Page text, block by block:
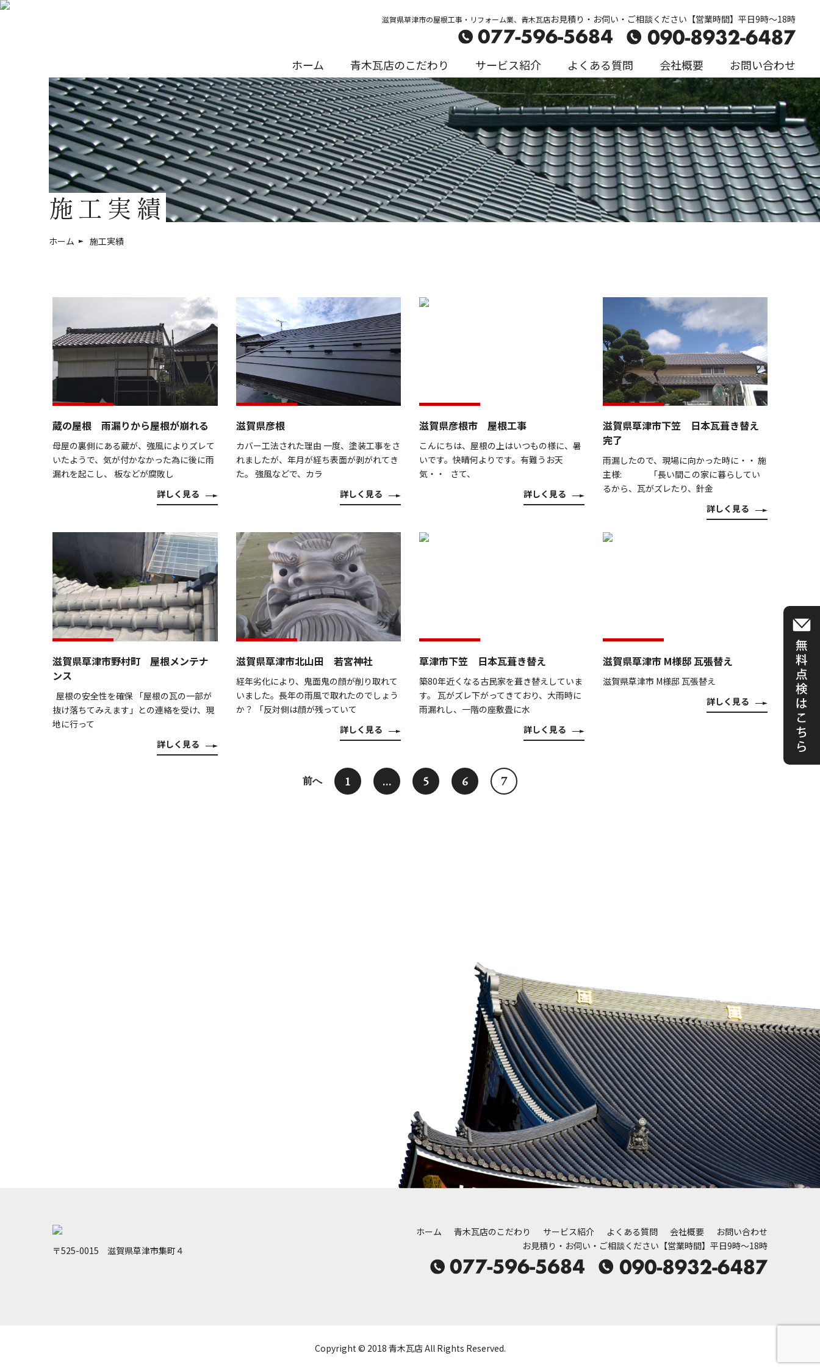
滋賀県草津市の屋根工事・リフォーム業、青木瓦店お見積り・お伺い・ご相談ください【営業時間】平日9時～18時
ホーム 青木瓦店のこだわり サービス紹介 よくある質問 会社概要 お問い合わせ
施工実績
ホーム 施工実績
蔵の屋根 雨漏りから屋根が崩れる
母屋の裏側にある蔵が、強風によりズレて
いたようで、気が付かなかった為に後に雨
漏れを起こし、 板などが腐敗し
詳しく見る
滋賀県彦根
カバー工法された理由 一度、塗装工事をさ
れましたが、年月が経ち表面が剥がれてき
た。 強風などで、カラ
詳しく見る
滋賀県彦根市 屋根工事
こんにちは、屋根の上はいつもの様に、暑
いです。快晴何よりです。有難うお天
気・・ さて、
詳しく見る
滋賀県草津市下笠 日本瓦葺き替え
完了
雨漏したので、現場に向かった時に・・ 施
主様: 「長い間この家に暮らしてい
るから、瓦がズレたり、針金
詳しく見る
滋賀県草津市野村町 屋根メンテナ
ンス
屋根の安全性を確保 「屋根の瓦の一部が
抜け落ちてみえます」との連絡を受け、現
地に行って
詳しく見る
滋賀県草津市北山田 若宮神社
経年劣化により、鬼面鬼の顔が削り取れて
いました。長年の雨風で取れたのでしょう
か？ 「反対側は顔が残っていて
詳しく見る
草津市下笠 日本瓦葺き替え
築80年近くなる古民家を葺き替えしていま
す。 瓦がズレ下がってきており、大雨時に
雨漏れし、一階の座敷畳に水
詳しく見る
滋賀県草津市 M様邸 瓦張替え
滋賀県草津市 M様邸 瓦張替え
詳しく見る
前へ 1 … 5 6 7
〒525-0015 滋賀県草津市集町４
ホーム 青木瓦店のこだわり サービス紹介 よくある質問 会社概要
お問い合わせ
お見積り・お伺い・ご相談ください 【営業時間】平日9時～18時
Copyright © 2018 青木瓦店 All Rights Reserved.